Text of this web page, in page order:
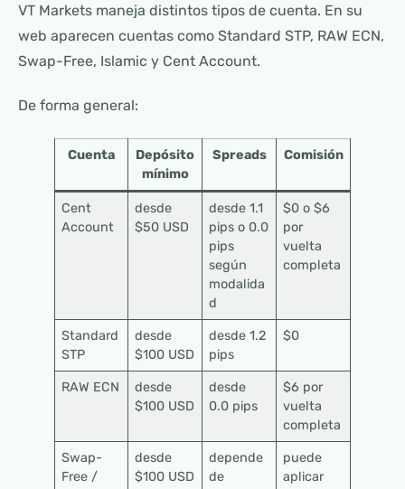
VT Markets maneja distintos tipos de cuenta. En su
web aparecen cuentas como Standard STP, RAW ECN,
Swap-Free, Islamic y Cent Account.
De forma general:
Cuenta
Depósito
mínimo
Spreads Comisión
Cent
Account
desde
$50 USD
desde 1.1
pips o 0.0
pips
según
modalida
d
$0 o $6
por
vuelta
completa
Standard
STP
desde
$100 USD
desde 1.2
pips
$0
RAW ECN
desde
$100 USD
desde
0.0 pips
$6 por
vuelta
completa
Swap-
Free /
desde
$100 USD
depende
de
puede
aplicar